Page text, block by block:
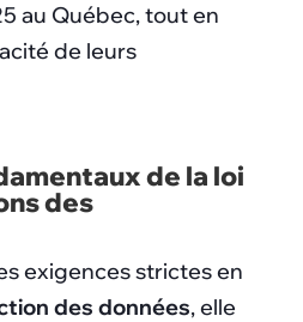
au Québec, tout en
de leurs
de la loi
des
exigences strictes en
des données, elle